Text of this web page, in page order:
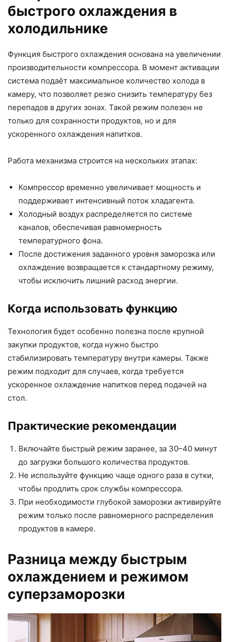
быстрого охлаждения в
холодильнике
Функция быстрого охлаждения основана на увеличении
производительности компрессора. В момент активации
система подаёт максимальное количество холода в
камеру, что позволяет резко снизить температуру без
перепадов в других зонах. Такой режим полезен не
только для сохранности продуктов, но и для
ускоренного охлаждения напитков.
Работа механизма строится на нескольких этапах:
Компрессор временно увеличивает мощность и
поддерживает интенсивный поток хладагента.
Холодный воздух распределяется по системе
каналов, обеспечивая равномерность
температурного фона.
После достижения заданного уровня заморозка или
охлаждение возвращается к стандартному режиму,
чтобы исключить лишний расход энергии.
Когда использовать функцию
Технология будет особенно полезна после крупной
закупки продуктов, когда нужно быстро
стабилизировать температуру внутри камеры. Также
режим подходит для случаев, когда требуется
ускоренное охлаждение напитков перед подачей на
стол.
Практические рекомендации
Включайте быстрый режим заранее, за 30–40 минут
до загрузки большого количества продуктов.
Не используйте функцию чаще одного раза в сутки,
чтобы продлить срок службы компрессора.
При необходимости глубокой заморозки активируйте
режим только после равномерного распределения
продуктов в камере.
Разница между быстрым
охлаждением и режимом
суперзаморозки